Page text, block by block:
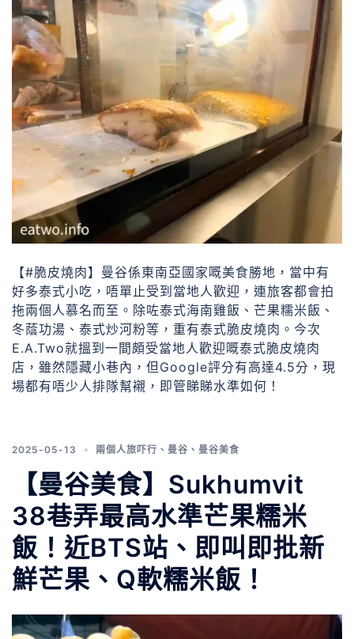
【#脆皮燒肉】曼谷係東南亞國家嘅美食勝地，當中有
好多泰式小吃，唔單止受到當地人歡迎，連旅客都會拍
拖兩個人慕名而至。除咗泰式海南雞飯、芒果糯米飯、
冬蔭功湯、泰式炒河粉等，重有泰式脆皮燒肉。今次
E.A.Two就搵到一間頗受當地人歡迎嘅泰式脆皮燒肉
店，雖然隱藏小巷內，但Google評分有高達4.5分，現
場都有唔少人排隊幫襯，即管睇睇水準如何！
2025-05-13 兩個人旅吓行 、 曼谷 、 曼谷美食
【曼谷美食】Sukhumvit
38巷弄最高水準芒果糯米
飯！近BTS站、即叫即批新
鮮芒果、Q軟糯米飯！